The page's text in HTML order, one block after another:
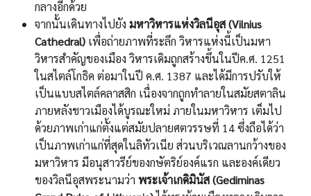
กลางอีกด้วย
จากนั้นเดินทางไปยัง มหาวิหารแห่งวิลนีอุส (Vilnius
Cathedral) เพื่อถ่ายภาพที่ระลึก วิหารแห่งนี้เป็นมหา
วิหารสำคัญของเมือง วิหารเดิมถูกสร้างขึ้นในปีค.ศ. 1251
ในสไตล์โกธิค ต่อมาในปี ค.ศ. 1387 และได้มีการปรับให้
เป็นแบบสไตล์คลาสสิก เนื่องจากถูกทำลายในสมัยสตาลิน
ภายหลังชาวเมืองได้บูรณะใหม่ ภายในมหาวิหาร เต็มไป
ด้วยภาพเก่าแก่ตั้งแต่สมัยปลายศตวรรษที่ 14 ซึ่งถือได้ว่า
เป็นภาพเก่าแก่ที่สุดในลิทัวเนีย ส่วนบริเวณลานกว้างของ
มหาวิหาร มีอนุสาวรีย์ของกษัตริย์องค์แรก และองค์เดียว
ของวิลนีอุสพระนามว่า พระเจ้าเกดิมินัส (Gediminas